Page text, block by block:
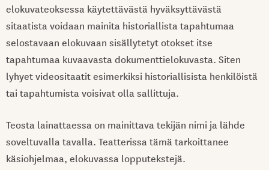
elokuvateoksessa käytettävästä hyväksyttävästä
sitaatista voidaan mainita historiallista tapahtumaa
selostavaan elokuvaan sisällytetyt otokset itse
tapahtumaa kuvaavasta dokumenttielokuvasta. Siten
lyhyet videositaatit esimerkiksi historiallisista henkilöistä
tai tapahtumista voisivat olla sallittuja.
Teosta lainattaessa on mainittava tekijän nimi ja lähde
soveltuvalla tavalla. Teatterissa tämä tarkoittanee
käsiohjelmaa, elokuvassa lopputekstejä.